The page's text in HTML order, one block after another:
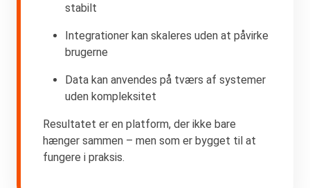
stabilt
Integrationer kan skaleres uden at påvirke
brugerne
Data kan anvendes på tværs af systemer
uden kompleksitet
Resultatet er en platform, der ikke bare
hænger sammen – men som er bygget til at
fungere i praksis.